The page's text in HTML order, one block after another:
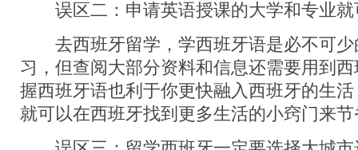
误区二：申请英语授课的大学和专业就
去西班牙留学，学西班牙语是必不可少
习，但查阅大部分资料和信息还需要用到
握西班牙语也利于你更快融入西班牙的生
就可以在西班牙找到更多生活的小窍门来